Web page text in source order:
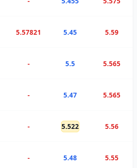
5.57821 5.45 5.59
- 5.5 5.565
- 5.47 5.565
- 5.522 5.56
- 5.48 5.55